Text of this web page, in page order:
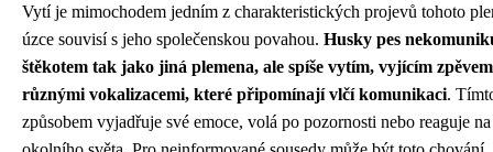
Vytí je mimochodem jedním z charakteristických projevů tohoto
úzce souvisí s jeho společenskou povahou. Husky pes
štěkotem tak jako jiná plemena, ale spíše vytím, vyjícím
různými vokalizacemi, které připomínají vlčí komunikaci.
způsobem vyjadřuje své emoce, volá po pozornosti nebo reaguje